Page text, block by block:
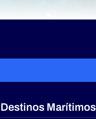
Destinos Marítimos